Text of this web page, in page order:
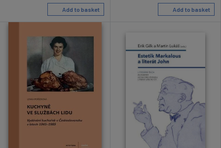
Add to basket Add to basket